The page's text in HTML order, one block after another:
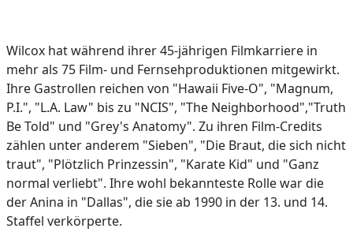
Wilcox hat während ihrer 45-jährigen Filmkarriere in
mehr als 75 Film- und Fernsehproduktionen mitgewirkt.
Ihre Gastrollen reichen von "Hawaii Five-O", "Magnum,
P.I.", "L.A. Law" bis zu "NCIS", "The Neighborhood","Truth
Be Told" und "Grey's Anatomy". Zu ihren Film-Credits
zählen unter anderem "Sieben", "Die Braut, die sich nicht
traut", "Plötzlich Prinzessin", "Karate Kid" und "Ganz
normal verliebt". Ihre wohl bekannteste Rolle war die
der Anina in "Dallas", die sie ab 1990 in der 13. und 14.
Staffel verkörperte.